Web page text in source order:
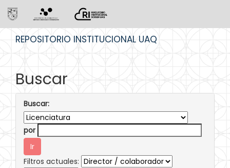
REPOSITORIO INSTITUCIONAL UAQ
Buscar
Buscar:
por
Filtros actuales: